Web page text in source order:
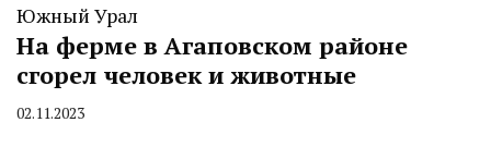
Южный Урал
На ферме в Агаповском районе
сгорел человек и животные
By
02.11.2023